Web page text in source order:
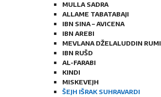
MULLA SADRA
ALLAME TABATABAJI
IBN SINA – AVICENA
IBN AREBI
MEVLANA DŽELALUDDIN RUMI
IBN RUŠD
AL-FARABI
KINDI
MISKEVEJH
ŠEJH IŠRAK SUHRAVARDI